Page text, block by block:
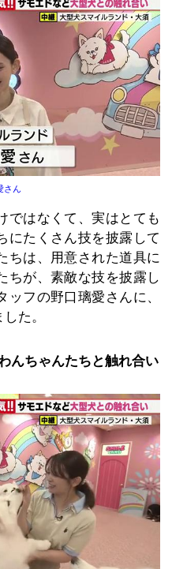
さん
ではなくて、実はとても
にたくさん技を披露して
ちは、用意された道具に
ちが、素敵な技を披露し
フの野口璃愛さんに、
た。
んちゃんたちと触れ合い